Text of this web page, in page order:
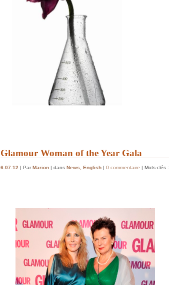
Glamour Woman of the Year Gala
6.07.12 | ParMarion | dans News English | 0 commentaire | Mots-clés :